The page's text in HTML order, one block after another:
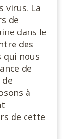
virus. La
de
dans le
des
qui nous
de
à
de cette